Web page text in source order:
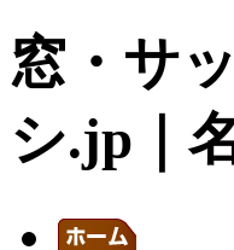
窓・サ
シ.jp｜